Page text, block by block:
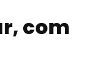
com